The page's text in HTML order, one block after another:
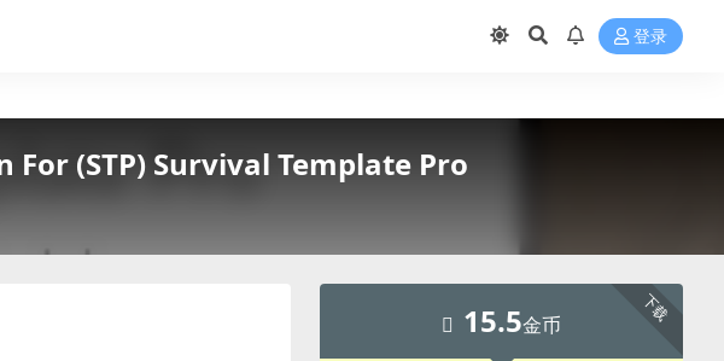
登录
For (STP) Survival Template Pro
下载
15.5金币